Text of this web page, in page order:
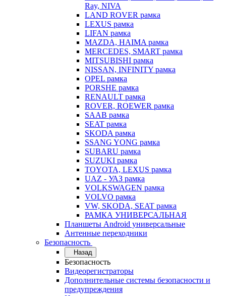
Ray, NIVA
LAND ROVER рамка
LEXUS рамка
LIFAN рамка
MAZDA, HAIMA рамка
MERCEDES, SMART рамка
MITSUBISHI рамка
NISSAN, INFINITY рамка
OPEL рамка
PORSHE рамка
RENAULT рамка
ROVER, ROEWER рамка
SAAB рамка
SEAT рамка
SKODA рамка
SSANG YONG рамка
SUBARU рамка
SUZUKI рамка
TOYOTA, LEXUS рамка
UAZ - УАЗ рамка
VOLKSWAGEN рамка
VOLVO рамка
VW, SKODA, SEAT рамка
РАМКА УНИВЕРСАЛЬНАЯ
Планшеты Android универсальные
Антенные переходники
Безопасность
Назад
Безопасность
Видеорегистраторы
Дополнительные системы безопасности и
предупреждения